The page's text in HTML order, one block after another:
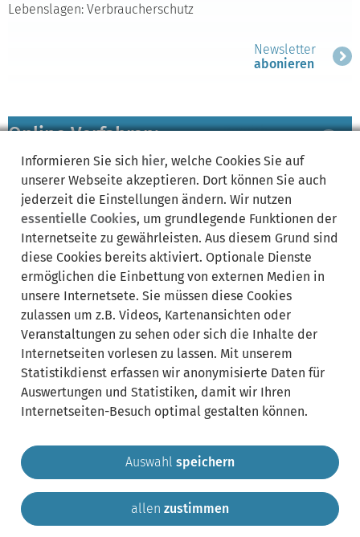
Lebenslagen: Verbraucherschutz
Newsletter
abonieren
Bereich
Online Verfahren:
Bereich
ausklappen
Verwandte Leistungen:
Bereich
ausklappen
zuständige Ämter/
Sachgebiete:
Bereich
ausklappen
Lebenslagen:
Gemeinde Krailling Impressum
Sitemap
Kontakt
Informieren Sie sich hier, welche Cookies Sie auf
unserer Webseite akzeptieren. Dort können Sie auch
jederzeit die Einstellungen ändern. Wir nutzen
essentielle Cookies, um grundlegende Funktionen der
Internetseite zu gewährleisten. Aus diesem Grund sind
diese Cookies bereits aktiviert. Optionale Dienste
ermöglichen die Einbettung von externen Medien in
unsere Internetsete. Sie müssen diese Cookies
zulassen um z.B. Videos, Kartenansichten oder
Veranstaltungen zu sehen oder sich die Inhalte der
Internetseiten vorlesen zu lassen. Mit unserem
Statistikdienst erfassen wir anonymisierte Daten für
Auswertungen und Statistiken, damit wir Ihren
Internetseiten-Besuch optimal gestalten können.
Auswahl speichern
allen zustimmen